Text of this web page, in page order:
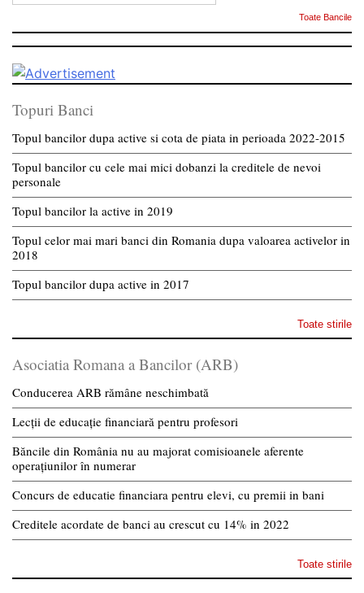
Toate Bancile
Topuri Banci
Topul bancilor dupa active si cota de piata in perioada 2022-2015
Topul bancilor cu cele mai mici dobanzi la creditele de nevoi
personale
Topul bancilor la active in 2019
Topul celor mai mari banci din Romania dupa valoarea activelor in
2018
Topul bancilor dupa active in 2017
Toate stirile
Asociatia Romana a Bancilor (ARB)
Conducerea ARB rămâne neschimbată
Lecții de educație financiară pentru profesori
Băncile din România nu au majorat comisioanele aferente
operațiunilor în numerar
Concurs de educatie financiara pentru elevi, cu premii in bani
Creditele acordate de banci au crescut cu 14% in 2022
Toate stirile